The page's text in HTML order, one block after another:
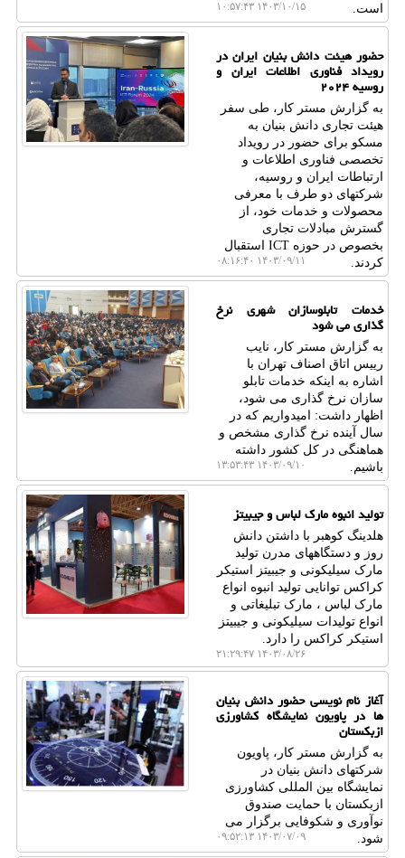
است.
۱۴۰۳/۱۰/۱۵ ۱۰:۵۷:۴۳
حضور هیئت دانش بنیان ایران در
رویداد فناوری اطلاعات ایران و
روسیه ۲۰۲۴
به گزارش مستر کار، طی سفر
هیئت تجاری دانش بنیان به
مسکو برای حضور در رویداد
تخصصی فناوری اطلاعات و
ارتباطات ایران و روسیه،
شرکتهای دو طرف با معرفی
محصولات و خدمات خود، از
گسترش مبادلات تجاری
بخصوص در حوزه ICT استقبال
کردند.
۱۴۰۳/۰۹/۱۱ ۰۸:۱۶:۴۰
خدمات تابلوسازان شهری نرخ
گذاری می شود
به گزارش مستر کار، نایب
رییس اتاق اصناف تهران با
اشاره به اینکه خدمات تابلو
سازان نرخ گذاری می شود،
اظهار داشت: امیدواریم که در
سال آینده نرخ گذاری مشخص و
هماهنگی در کل کشور داشته
باشیم.
۱۴۰۳/۰۹/۱۰ ۱۳:۵۳:۴۳
تولید انبوه مارک لباس و جیبیتز
هلدینگ کوهبر با داشتن دانش
روز و دستگاههای مدرن تولید
مارک سیلیکونی و جیبیتز استیکر
کراکس توانایی تولید انبوه انواع
مارک لباس ، مارک تبلیغاتی و
انواع تولیدات سیلیکونی و جیبیتز
استیکر کراکس را دارد.
۱۴۰۳/۰۸/۲۶ ۲۱:۲۹:۴۷
آغاز نام نویسی حضور دانش بنیان
ها در پاویون نمایشگاه کشاورزی
ازبکستان
به گزارش مستر کار، پاویون
شرکتهای دانش بنیان در
نمایشگاه بین المللی کشاورزی
ازبکستان با حمایت صندوق
نوآوری و شکوفایی برگزار می
شود.
۱۴۰۳/۰۷/۰۹ ۰۹:۵۲:۱۳